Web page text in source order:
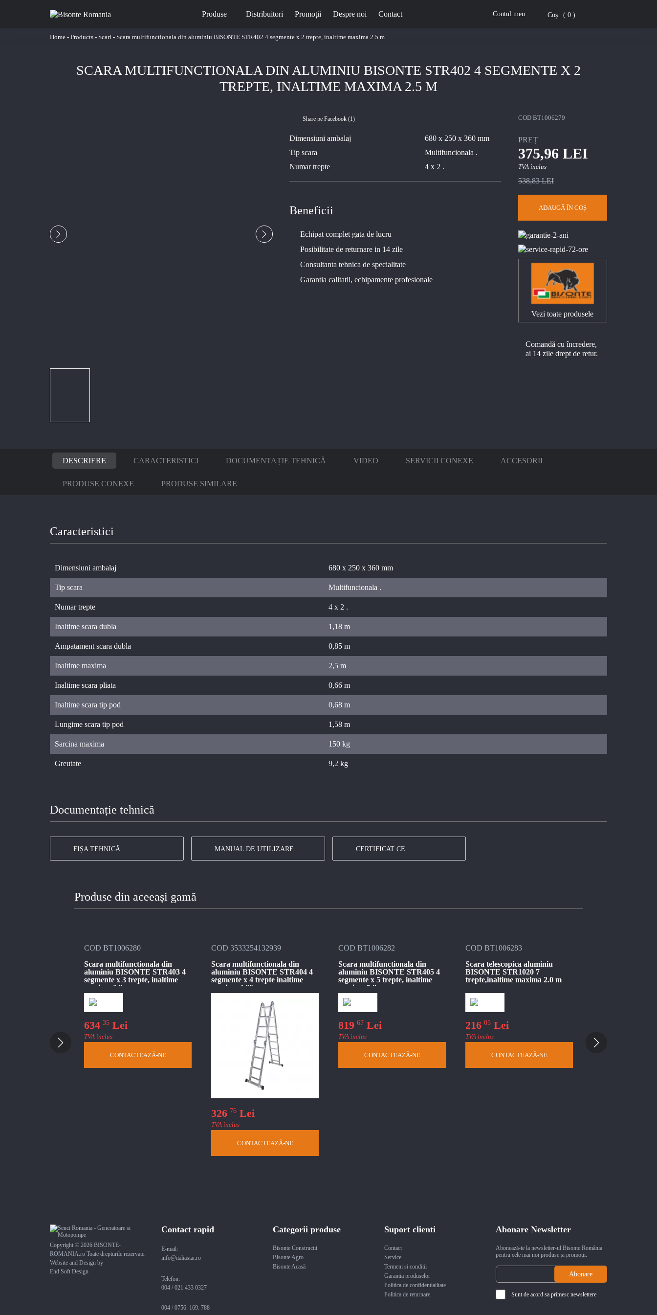
Produse Distribuitori Promoții Despre noi Contact Contul meu Coș 0
Home - Products - Scari - Scara multifunctionala din aluminiu BISONTE STR402 4 segmente x 2 trepte, inaltime maxima 2.5 m
SCARA MULTIFUNCTIONALA DIN ALUMINIU BISONTE STR402 4 SEGMENTE X 2
TREPTE, INALTIME MAXIMA 2.5 M
Share pe Facebook (1)
Dimensiuni ambalaj
680 x 250 x 360 mm
Tip scara
Multifuncionala .
Numar trepte
4 x 2 .
Beneficii
Echipat complet gata de lucru
Posibilitate de returnare in 14 zile
Consultanta tehnica de specialitate
Garantia calitatii, echipamente profesionale
CODBT1006279
PREȚ
375,96 LEI
TVA inclus
538,83 LEI
ADAUGĂ ÎN COȘ
Vezi toate produsele
Comandă cu încredere,
ai 14 zile drept de retur.
DESCRIERE CARACTERISTICI DOCUMENTAȚIE TEHNICĂ VIDEO SERVICII CONEXE ACCESORII
PRODUSE CONEXE PRODUSE SIMILARE
Caracteristici
Dimensiuni ambalaj 680 x 250 x 360 mm
Tip scara Multifuncionala .
Numar trepte 4 x 2 .
Inaltime scara dubla 1,18 m
Ampatament scara dubla 0,85 m
Inaltime maxima 2,5 m
Inaltime scara pliata 0,66 m
Inaltime scara tip pod 0,68 m
Lungime scara tip pod 1,58 m
Sarcina maxima 150 kg
Greutate 9,2 kg
Documentație tehnică
FIȘA TEHNICĂ MANUAL DE UTILIZARE CERTIFICAT CE
Produse din aceeași gamă
COD BT1006280
Scara multifunctionala din
aluminiu BISONTE STR403 4
segmente x 3 trepte, inaltime
maxima 3.6 m
634 35 Lei
TVA inclus
CONTACTEAZĂ-NE
COD 3533254132939
Scara multifunctionala din
aluminiu BISONTE STR404 4
segmente x 4 trepte inaltime
maxima 4.60 m
326 76 Lei
TVA inclus
CONTACTEAZĂ-NE
COD BT1006282
Scara multifunctionala din
aluminiu BISONTE STR405 4
segmente x 5 trepte, inaltime
maxima 5.8 m
819 67 Lei
TVA inclus
CONTACTEAZĂ-NE
COD BT1006283
Scara telescopica aluminiu
BISONTE STR1020 7
trepte,inaltime maxima 2.0 m
216 05 Lei
TVA inclus
CONTACTEAZĂ-NE
TVA inclus
Copyright © 2026 BISONTE-
ROMANIA.ro Toate drepturile rezervate.
Website and Design by
End Soft Design
Contact rapid
E-mail:
info@italiastar.ro
Telefon:
004 / 021 433 0327
004 / 0756. 169. 788
Categorii produse
Bisonte Constructii
Bisonte Agro
Bisonte Acasă
Suport clienti
Contact
Service
Termeni si conditii
Garantia produselor
Politica de confidentialitate
Politica de returnare
Abonare Newsletter
Abonează-te la newsletter-ul Bisonte România
pentru cele mai noi produse și promoții.
Sunt de acord sa primesc newslettere